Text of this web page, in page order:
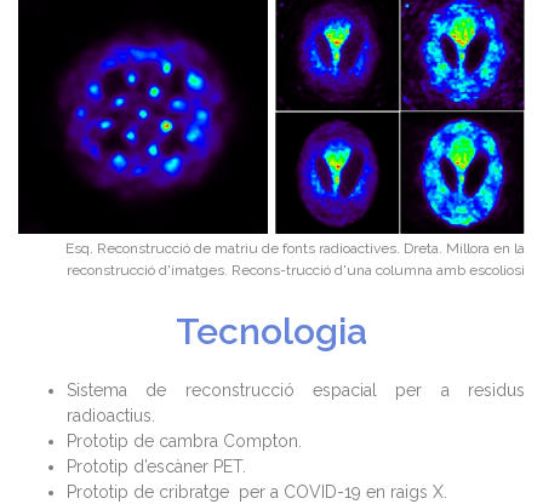
Esq. Reconstrucció de matriu de fonts radioactives. Dreta. Millora en la
reconstrucció d'imatges. Recons-trucció d'una columna amb escoliosi
Tecnologia
Sistema de reconstrucció espacial per a residus
radioactius.
Prototip de cambra Compton.
Prototip d’escàner PET.
Prototip de cribratge per a COVID-19 en raigs X.